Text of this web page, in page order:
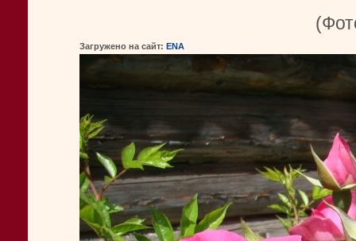
Загружено на сайт: ENA